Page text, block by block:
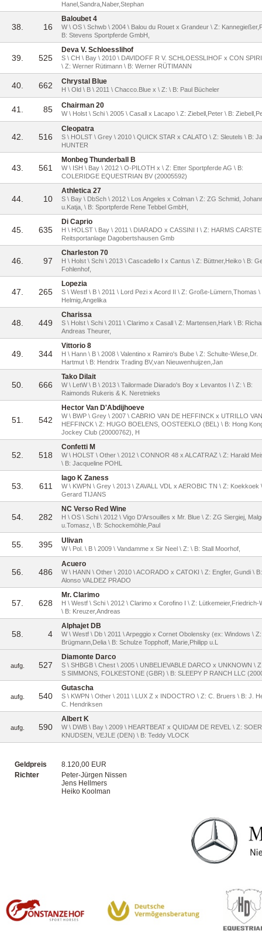
Hanel,Sandra,Naber,Stephan
38. 16
Baloubet 4
W \ OS \ Schwb \ 2004 \ Balou du Rouet x Grandeur \ Z:
B: Stevens Sportpferde GmbH,
39. 525
Deva V. Schloesslihof
S \ CH \ Bay \ 2010 \ DAVIDOFF R V. SCHLOESSLIHOF x CON
\ Z: Werner Rütimann \ B: Werner RÜTIMANN
40. 662 Chrystal Blue
H \ Old \ B \ 2011 \ Chacco.Blue x \ Z: \ B: Paul Bücheler
41. 85 Chairman 20
W \ Holst \ Schi \ 2005 \ Casall x Lacapo \ Z: Ziebell,Peter \ B:
42. 516
Cleopatra
S \ HOLST \ Grey \ 2010 \ QUICK STAR x CALATO \ Z: Sleutels \ B:
HUNTER
43. 561
Monbeg Thunderball B
W \ ISH \ Bay \ 2012 \ O-PILOTH x \ Z: Etter Sportpferde AG \ B:
COLERIDGE EQUESTRIAN BV (20005592)
44. 10
Athletica 27
S \ Bay \ DbSch \ 2012 \ Los Angeles x Colman \ Z: ZG Schmid,
u.Katja, \ B: Sportpferde Rene Tebbel GmbH,
45. 635
Di Caprio
H \ HOLST \ Bay \ 2011 \ DIARADO x CASSINI I \ Z: HARMS
Reitsportanlage Dagobertshausen Gmb
46. 97
Charleston 70
H \ Holst \ Schi \ 2013 \ Cascadello I x Cantus \ Z: Büttner,Heiko \ B:
Fohlenhof,
47. 265
Lopezia
S \ Westf \ B \ 2011 \ Lord Pezi x Acord II \ Z: Große-Lümern,Thomas \
Helmig,Angelika
48. 449
Charissa
S \ Holst \ Schi \ 2011 \ Clarimo x Casall \ Z: Martensen,Hark \ B:
Andreas Theurer,
49. 344
Vittorio 8
H \ Hann \ B \ 2008 \ Valentino x Ramiro's Bube \ Z: Schulte-Wiese,Dr.
Hartmut \ B: Hendrix Trading BV,van Nieuwenhuijzen,Jan
50. 666
Tako Dilait
W \ LetW \ B \ 2013 \ Tailormade Diarado's Boy x Levantos I \ Z: \ B:
Raimonds Rukeris & K. Neretnieks
51. 542
Hector Van D'Abdijhoeve
W \ BWP \ Grey \ 2007 \ CABRIO VAN DE HEFFINCK x UTRILLO
HEFFINCK \ Z: HUGO BOELENS, OOSTEEKLO (BEL) \ B: Hong
Jockey Club (20000762), H
52. 518
Confetti M
W \ HOLST \ Other \ 2012 \ CONNOR 48 x ALCATRAZ \ Z: Harald
\ B: Jacqueline POHL
53. 611
Iago K Zaness
W \ KWPN \ Grey \ 2013 \ ZAVALL VDL x AEROBIC TN \ Z: Koekkoek
Gerard TIJANS
54. 282
NC Verso Red Wine
H \ OS \ Schi \ 2012 \ Vigo D'Arsouilles x Mr. Blue \ Z: ZG Siergiej,
u.Tomasz, \ B: Schockemöhle,Paul
55. 395 Ulivan
W \ Pol. \ B \ 2009 \ Vandamme x Sir Neel \ Z: \ B: Stall Moorhof,
56. 486
Acuero
W \ HANN \ Other \ 2010 \ ACORADO x CATOKI \ Z: Engfer, Gundi \ B:
Alonso VALDEZ PRADO
57. 628
Mr. Clarimo
H \ Westf \ Schi \ 2012 \ Clarimo x Corofino I \ Z: Lütkemeier,Friedrich-
\ B: Kreuzer,Andreas
58. 4
Alphajet DB
W \ Westf \ Db \ 2011 \ Arpeggio x Cornet Obolensky (ex: Windows \ Z:
Brügmann,Delia \ B: Schulze Topphoff, Marie,Philipp u.L
aufg. 527
Diamonte Darco
S \ SHBGB \ Chest \ 2005 \ UNBELIEVABLE DARCO x UNKNOWN \
S SIMMONS, FOLKESTONE (GBR) \ B: SLEEPY P RANCH LLC
aufg. 540
Gutascha
S \ KWPN \ Other \ 2011 \ LUX Z x INDOCTRO \ Z: C. Bruers \ B: J.
C. Hendriksen
aufg. 590
Albert K
W \ DWB \ Bay \ 2009 \ HEARTBEAT x QUIDAM DE REVEL \ Z:
KNUDSEN, VEJLE (DEN) \ B: Teddy VLOCK
Geldpreis
8.120,00 EUR
Richter
Peter-Jürgen Nissen
Jens Hellmers
Heiko Koolman